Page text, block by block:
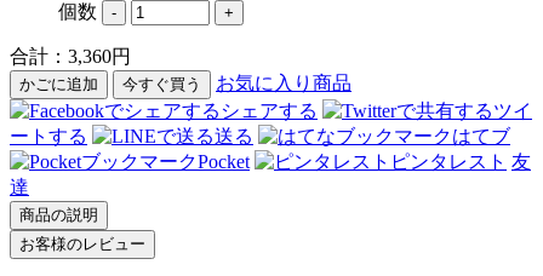
個数
- +
合計： 3,360円
かごに追加 今すぐ買う
お気に入り商品
シェアする
ツイ
ートする
送る
はてブ
Pocket
ピンタレスト 友
達
商品の説明
お客様のレビュー